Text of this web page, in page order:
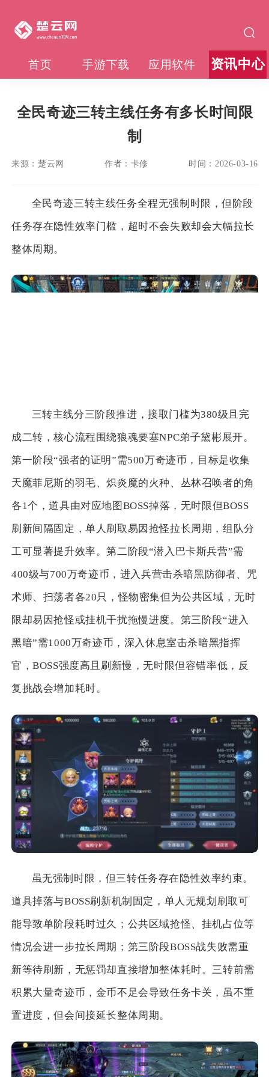
首页 手游下载 应用软件 资讯中心
全民奇迹三转主线任务有多长时间限
制
来源： 楚云网 作者： 卡修 时间： 2026-03-16
全民奇迹三转主线任务全程无强制时限，但阶段
任务存在隐性效率门槛，超时不会失败却会大幅拉长
整体周期。
三转主线分三阶段推进，接取门槛为380级且完
成二转，核心流程围绕狼魂要塞NPC弟子黛彬展开。
第一阶段“强者的证明”需500万奇迹币，目标是收集
天魔菲尼斯的羽毛、炽炎魔的火种、丛林召唤者的角
各1个，道具由对应地图BOSS掉落，无时限但BOSS
刷新间隔固定，单人刷取易因抢怪拉长周期，组队分
工可显著提升效率。第二阶段“潜入巴卡斯兵营”需
400级与700万奇迹币，进入兵营击杀暗黑防御者、咒
术师、扫荡者各20只，怪物密集但为公共区域，无时
限却易因抢怪或挂机干扰拖慢进度。第三阶段“进入
黑暗”需1000万奇迹币，深入休息室击杀暗黑指挥
官，BOSS强度高且刷新慢，无时限但容错率低，反
复挑战会增加耗时。
虽无强制时限，但三转任务存在隐性效率约束。
道具掉落与BOSS刷新机制固定，单人无规划刷取可
能导致单阶段耗时过久；公共区域抢怪、挂机占位等
情况会进一步拉长周期；第三阶段BOSS战失败需重
新等待刷新，无惩罚却直接增加整体耗时。三转前需
积累大量奇迹币，金币不足会导致任务卡关，虽不重
置进度，但会间接延长整体周期。